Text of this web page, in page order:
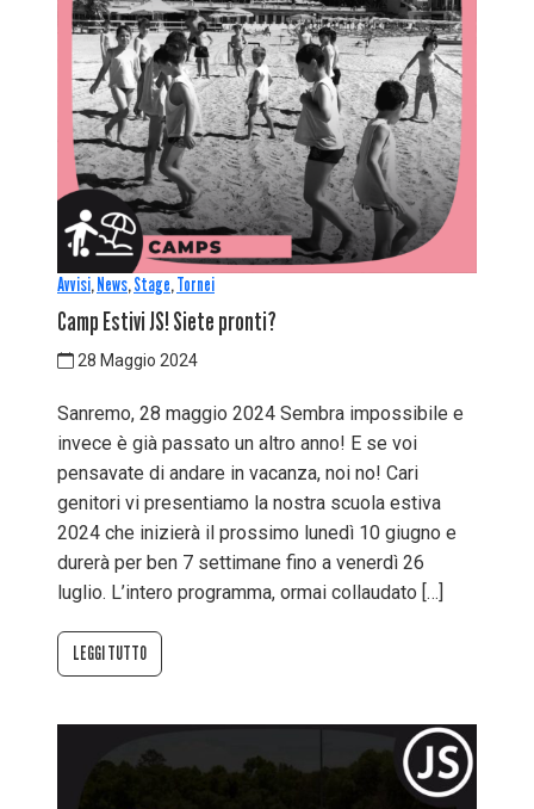
Avvisi,News,Stage,Tornei
Camp Estivi JS! Siete pronti?
28 Maggio 2024
Sanremo, 28 maggio 2024 Sembra impossibile e
invece è già passato un altro anno! E se voi
pensavate di andare in vacanza, noi no! Cari
genitori vi presentiamo la nostra scuola estiva
2024 che inizierà il prossimo lunedì 10 giugno e
durerà per ben 7 settimane fino a venerdì 26
luglio. L’intero programma, ormai collaudato […]
LEGGI TUTTO